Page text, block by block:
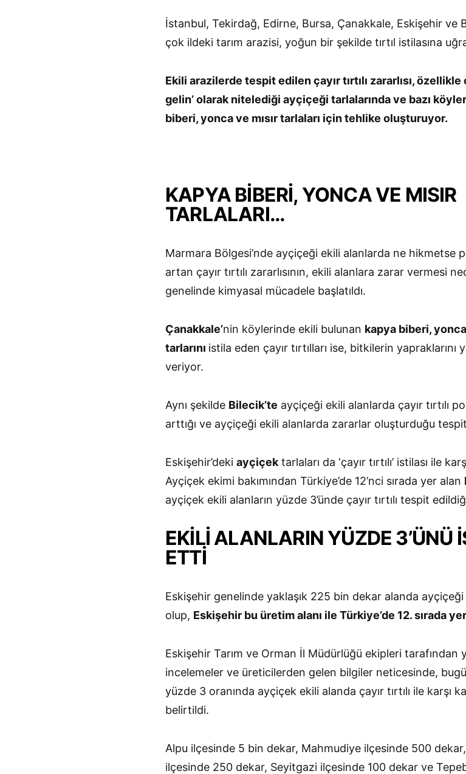
İstanbul, Tekirdağ, Edirne, Bursa, Çanakkale, Eskişehir ve
çok ildeki tarım arazisi, yoğun bir şekilde tırtıl istilasına
Ekili arazilerde tespit edilen çayır tırtılı zararlısı, özellikle
gelin’ olarak nitelediği ayçiçeği tarlalarında ve bazı
biberi, yonca ve mısır tarlaları için tehlike oluşturuyor.
KAPYA BİBERİ, YONCA VE MISIR
TARLALARI…
Marmara Bölgesi’nde ayçiçeği ekili alanlarda ne hikmetse
artan çayır tırtılı zararlısının, ekili alanlara zarar vermesi
genelinde kimyasal mücadele başlatıldı.
Çanakkale’nin köylerinde ekili bulunan kapya biberi, yonca
tarlarını istila eden çayır tırtılları ise, bitkilerin yapraklarını
veriyor.
Aynı şekilde Bilecik’te ayçiçeği ekili alanlarda çayır tırtılı
arttığı ve ayçiçeği ekili alanlarda zararlar oluşturduğu
Eskişehir’deki ayçiçek tarlaları da ‘çayır tırtılı’ istilası ile
Ayçiçek ekimi bakımından Türkiye’de 12’nci sırada yer alan
ayçiçek ekili alanların yüzde 3’ünde çayır tırtılı tespit
EKİLİ ALANLARIN YÜZDE 3’ÜNÜ
ETTİ
Eskişehir genelinde yaklaşık 225 bin dekar alanda
olup, Eskişehir bu üretim alanı ile Türkiye’de 12. sırada
Eskişehir Tarım ve Orman İl Müdürlüğü ekipleri tarafından
incelemeler ve üreticilerden gelen bilgiler neticesinde,
yüzde 3 oranında ayçiçek ekili alanda çayır tırtılı ile karşı
belirtildi.
Alpu ilçesinde 5 bin dekar, Mahmudiye ilçesinde 500
ilçesinde 250 dekar, Seyitgazi ilçesinde 100 dekar ve